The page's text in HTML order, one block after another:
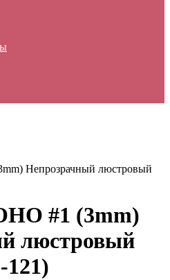
Непрозрачный люстровый
#1 (3mm)
люстровый